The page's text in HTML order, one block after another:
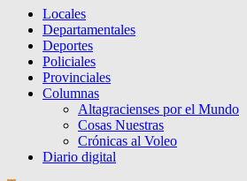
Locales
Departamentales
Deportes
Policiales
Provinciales
Columnas
Altagracienses por el Mundo
Cosas Nuestras
Crónicas al Voleo
Diario digital